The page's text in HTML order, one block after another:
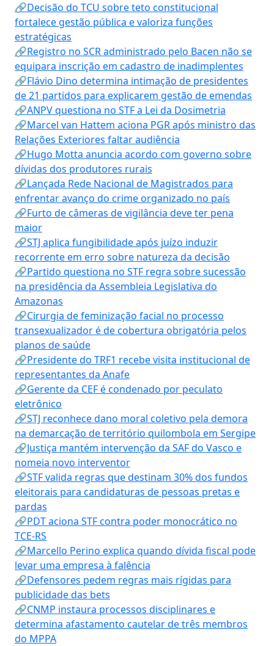
🔗Decisão do TCU sobre teto constitucional
fortalece gestão pública e valoriza funções
estratégicas
🔗Registro no SCR administrado pelo Bacen não se
equipara inscrição em cadastro de inadimplentes
🔗Flávio Dino determina intimação de presidentes
de 21 partidos para explicarem gestão de emendas
🔗ANPV questiona no STF a Lei da Dosimetria
🔗Marcel van Hattem aciona PGR após ministro das
Relações Exteriores faltar audiência
🔗Hugo Motta anuncia acordo com governo sobre
dívidas dos produtores rurais
🔗Lançada Rede Nacional de Magistrados para
enfrentar avanço do crime organizado no país
🔗Furto de câmeras de vigilância deve ter pena
maior
🔗STJ aplica fungibilidade após juízo induzir
recorrente em erro sobre natureza da decisão
🔗Partido questiona no STF regra sobre sucessão
na presidência da Assembleia Legislativa do
Amazonas
🔗Cirurgia de feminização facial no processo
transexualizador é de cobertura obrigatória pelos
planos de saúde
🔗Presidente do TRF1 recebe visita institucional de
representantes da Anafe
🔗Gerente da CEF é condenado por peculato
eletrônico
🔗STJ reconhece dano moral coletivo pela demora
na demarcação de território quilombola em Sergipe
🔗Justiça mantém intervenção da SAF do Vasco e
nomeia novo interventor
🔗STF valida regras que destinam 30% dos fundos
eleitorais para candidaturas de pessoas pretas e
pardas
🔗PDT aciona STF contra poder monocrático no
TCE-RS
🔗Marcello Perino explica quando dívida fiscal pode
levar uma empresa à falência
🔗Defensores pedem regras mais rígidas para
publicidade das bets
🔗CNMP instaura processos disciplinares e
determina afastamento cautelar de três membros
do MPPA